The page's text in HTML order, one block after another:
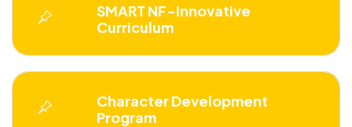
SMART NF-Innovative
Curriculum
Character Development
Program